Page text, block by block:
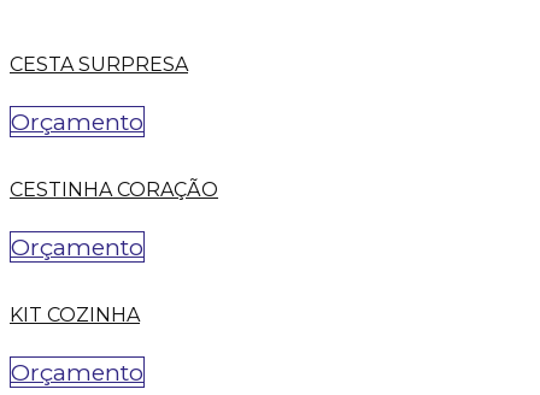
CESTA SURPRESA
Orçamento
CESTINHA CORAÇÃO
Orçamento
KIT COZINHA
Orçamento